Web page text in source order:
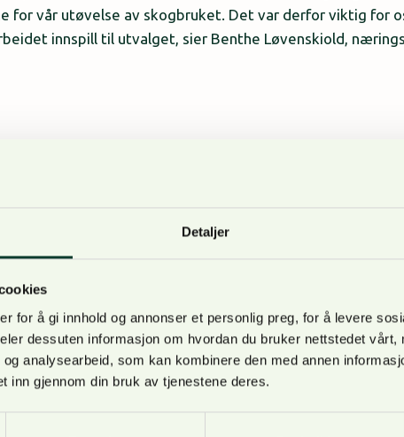
Detaljer
for å gi innhold og annonser et personlig preg, for å levere
dessuten informasjon om hvordan du bruker nettstedet vårt,
analysearbeid, som kan kombinere den med annen
inn gjennom din bruk av tjenestene deres.
for vår utøvelse av skogbruket. Det var derfor viktig for
innspill til utvalget, sier Benthe Løvenskiold,
naturen. Spørsmålet fremover, både i
bør være hvilken naturpåvirkning vi kan leve
hovedspørsmålet være: «Hva er akseptabel